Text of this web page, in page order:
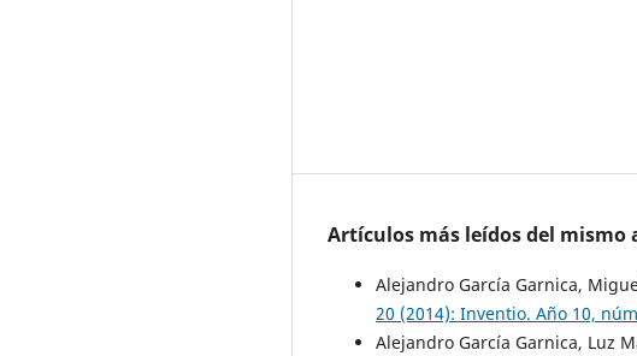
Artículos más leídos del mismo
Alejandro García Garnica,
20 (2014): Inventio. Año 10,
Alejandro García Garnica, Luz